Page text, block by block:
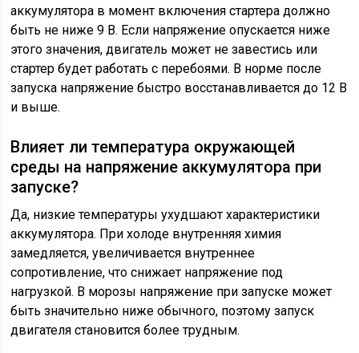
аккумулятора в момент включения стартера должно
быть не ниже 9 В. Если напряжение опускается ниже
этого значения, двигатель может не завестись или
стартер будет работать с перебоями. В норме после
запуска напряжение быстро восстанавливается до 12 В
и выше.
Влияет ли температура окружающей
среды на напряжение аккумулятора при
запуске?
Да, низкие температуры ухудшают характеристики
аккумулятора. При холоде внутренняя химия
замедляется, увеличивается внутреннее
сопротивление, что снижает напряжение под
нагрузкой. В морозы напряжение при запуске может
быть значительно ниже обычного, поэтому запуск
двигателя становится более трудным.